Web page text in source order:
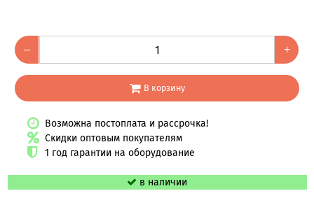
– +
В корзину
Возможна постоплата и рассрочка!
Скидки оптовым покупателям
1 год гарантии на оборудование
в наличии